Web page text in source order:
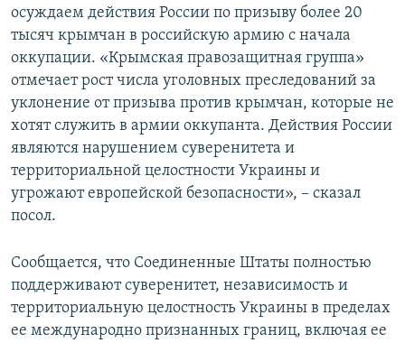
осуждаем действия России по призыву более 20
тысяч крымчан в российскую армию с начала
оккупации. «Крымская правозащитная группа»
отмечает рост числа уголовных преследований за
уклонение от призыва против крымчан, которые не
хотят служить в армии оккупанта. Действия России
являются нарушением суверенитета и
территориальной целостности Украины и
угрожают европейской безопасности», – сказал
посол.
Сообщается, что Соединенные Штаты полностью
поддерживают суверенитет, независимость и
территориальную целостность Украины в пределах
ее международно признанных границ, включая ее